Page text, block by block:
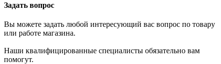
Задать вопрос
Вы можете задать любой интересующий вас вопрос по товару
или работе магазина.
Наши квалифицированные специалисты обязательно вам
помогут.